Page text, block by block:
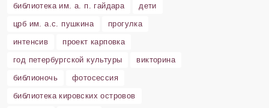
библиотека им. а. п. гайдара
дети
црб им. а.с. пушкина
прогулка
интенсив
проект карповка
год петербургской культуры
викторина
библионочь
фотосессия
библиотека кировских островов